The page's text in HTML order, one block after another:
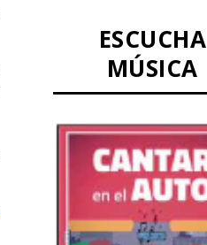
ESCUCHA
MÚSICA